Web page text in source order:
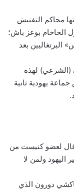
محاكم التفتيش
الحاخام بوعز باش؛
البرتغاليين بعد
(الشرعي) لهذه
يهودية ثانية
إعلامية في سبتمبر 2005 حين قال لعضو كنيست من
اليهود ولمن لا
دورون الذي